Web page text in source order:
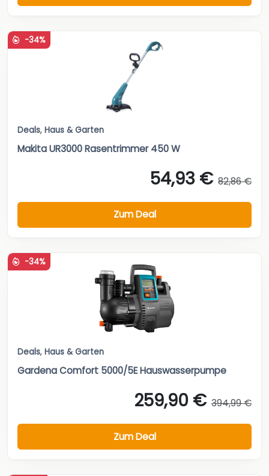
-34%
Deals, Haus & Garten
Makita UR3000 Rasentrimmer 450 W
54,93 € 82,86 €
Zum Deal
-34%
Deals, Haus & Garten
Gardena Comfort 5000/5E Hauswasserpumpe
259,90 € 394,99 €
Zum Deal